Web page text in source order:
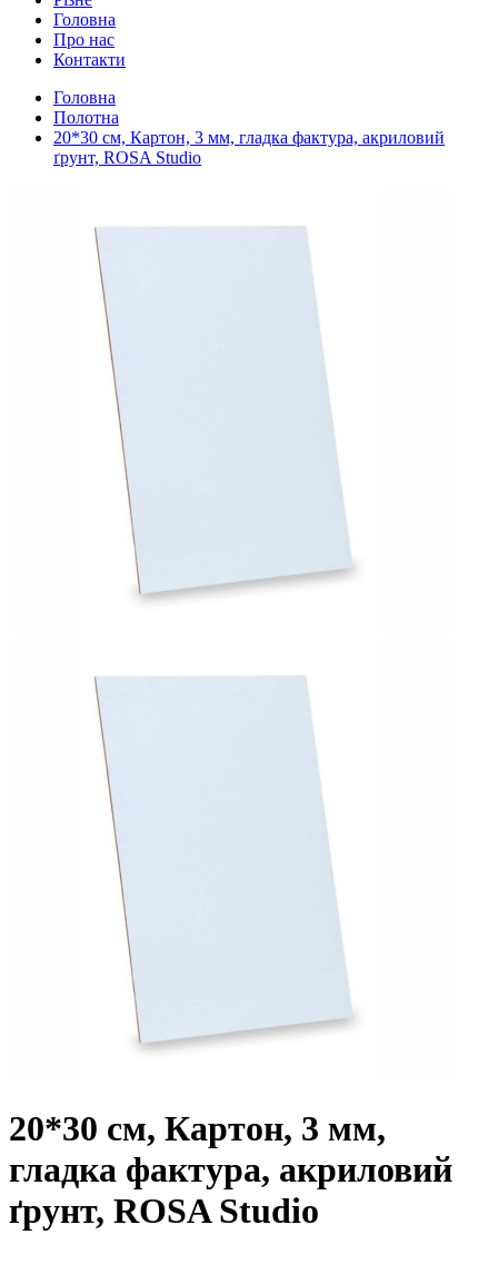
Головна
Про нас
Контакти
Головна
Полотна
20*30 см, Картон, 3 мм, гладка фактура, акриловий
ґрунт, ROSA Studio
20*30 см, Картон, 3 мм,
гладка фактура, акриловий
ґрунт, ROSA Studio